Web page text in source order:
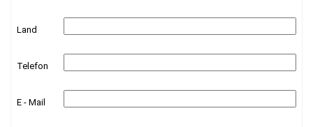
Land
Telefon
E - Mail